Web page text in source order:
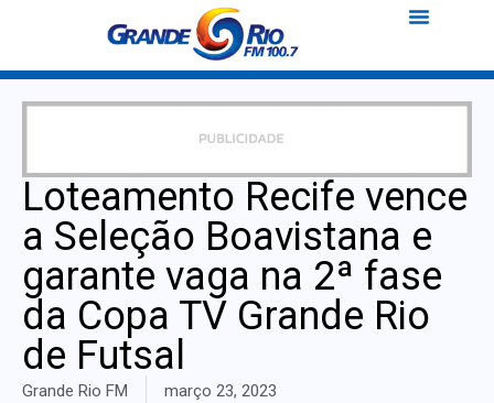
Loteamento Recife vence
a Seleção Boavistana e
garante vaga na 2ª fase
da Copa TV Grande Rio
de Futsal
Grande Rio FM março 23, 2023